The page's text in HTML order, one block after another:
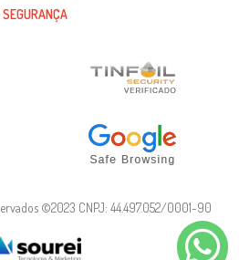
SEGURANÇA
©2023 CNPJ: 44.497.052/0001-90